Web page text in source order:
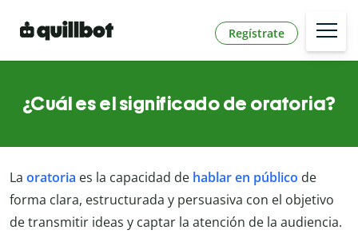
Regístrate
¿Cuál es el significado de oratoria?
La oratoria es la capacidad de hablar en público de
forma clara, estructurada y persuasiva con el objetivo
de transmitir ideas y captar la atención de la audiencia.